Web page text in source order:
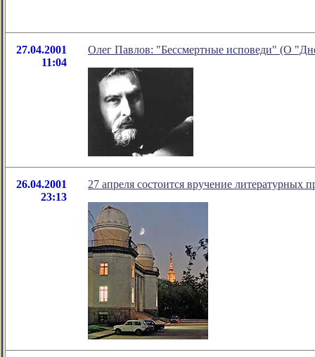
27.04.2001
11:04
Олег Павлов: "Бессмертные исповеди" (О
26.04.2001
23:13
27 апреля состоится вручение литературных